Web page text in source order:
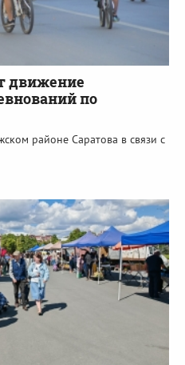
движение
по
районе Саратова в связи с